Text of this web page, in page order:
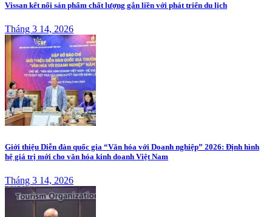
Vissan kết nối sản phẩm chất lượng gắn liền với phát triển du lịch
Tháng 3 14, 2026
Giới thiệu Diễn đàn quốc gia “Văn hóa với Doanh nghiệp” 2026: Định hình
hệ giá trị mới cho văn hóa kinh doanh Việt Nam
Tháng 3 14, 2026